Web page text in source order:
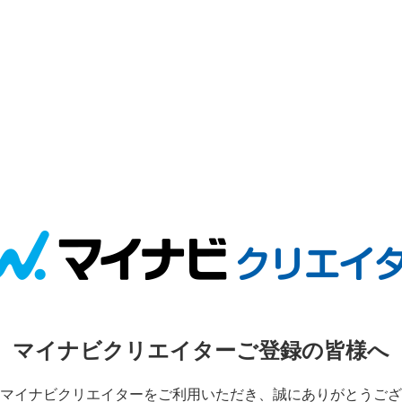
マイナビクリエイターご登録の皆様へ
イナビクリエイターをご利用いただき、誠にありがとうご